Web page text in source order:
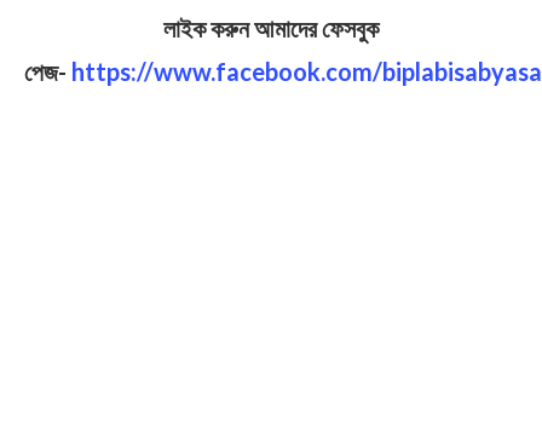
লাইক করুন আমাদের ফেসবুক
পেজ- https://www.facebook.com/